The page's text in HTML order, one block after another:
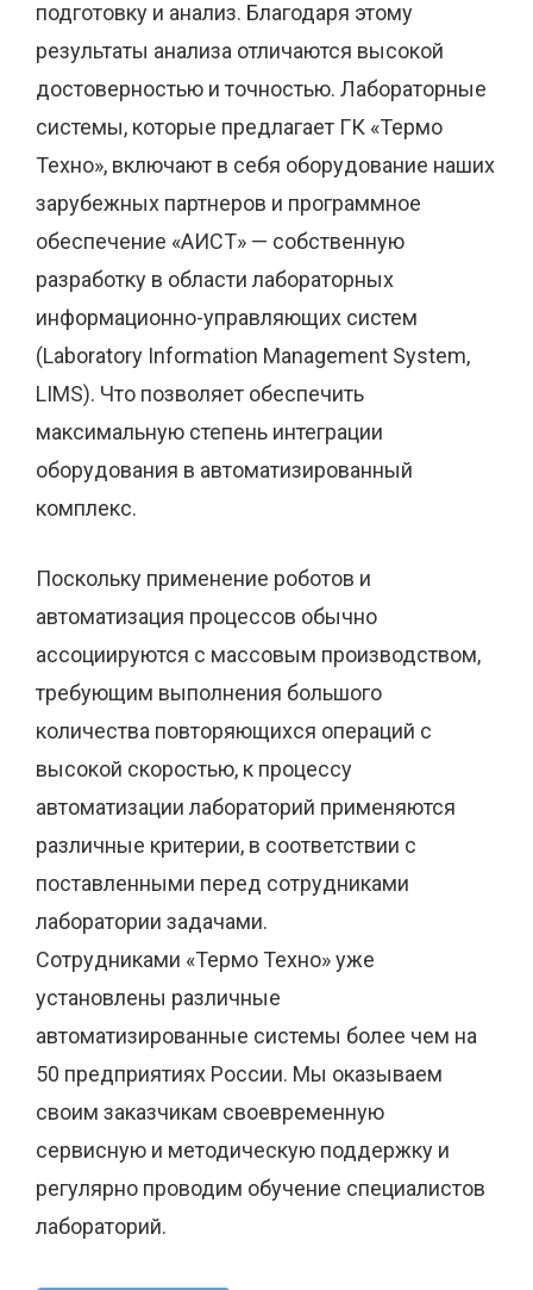
подготовку и анализ. Благодаря этому
результаты анализа отличаются высокой
достоверностью и точностью. Лабораторные
системы, которые предлагает ГК «Термо
Техно», включают в себя оборудование наших
зарубежных партнеров и программное
обеспечение «АИСТ» — собственную
разработку в области лабораторных
информационно-управляющих систем
(Laboratory Information Management System,
LIMS). Что позволяет обеспечить
максимальную степень интеграции
оборудования в автоматизированный
комплекс.
Поскольку применение роботов и
автоматизация процессов обычно
ассоциируются с массовым производством,
требующим выполнения большого
количества повторяющихся операций с
высокой скоростью, к процессу
автоматизации лабораторий применяются
различные критерии, в соответствии с
поставленными перед сотрудниками
лаборатории задачами.
Сотрудниками «Термо Техно» уже
установлены различные
автоматизированные системы более чем на
50 предприятиях России. Мы оказываем
своим заказчикам своевременную
сервисную и методическую поддержку и
регулярно проводим обучение специалистов
лабораторий.